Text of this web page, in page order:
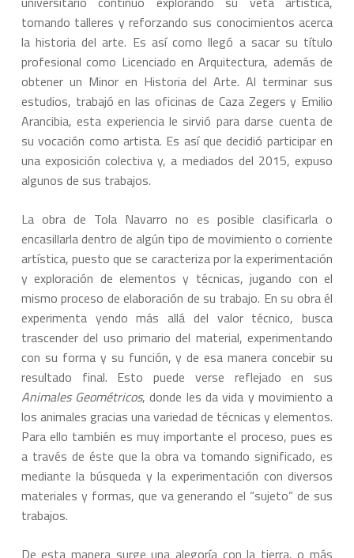
tomando talleres y reforzando sus conocimientos acerca
la historia del arte. Es así como llegó a sacar su título
profesional como Licenciado en Arquitectura, además de
obtener un Minor en Historia del Arte. Al terminar sus
estudios, trabajó en las oficinas de Caza Zegers y Emilio
Arancibia, esta experiencia le sirvió para darse cuenta de
su vocación como artista. Es así que decidió participar en
una exposición colectiva y, a mediados del 2015, expuso
algunos de sus trabajos.
La obra de Tola Navarro no es posible clasificarla o
encasillarla dentro de algún tipo de movimiento o corriente
artística, puesto que se caracteriza por la experimentación
y exploración de elementos y técnicas, jugando con el
mismo proceso de elaboración de su trabajo. En su obra él
experimenta yendo más allá del valor técnico, busca
trascender del uso primario del material, experimentando
con su forma y su función, y de esa manera concebir su
resultado final. Esto puede verse reflejado en sus
Animales Geométricos, donde les da vida y movimiento a
los animales gracias una variedad de técnicas y elementos.
Para ello también es muy importante el proceso, pues es
a través de éste que la obra va tomando significado, es
mediante la búsqueda y la experimentación con diversos
materiales y formas, que va generando el “sujeto” de sus
trabajos.
De esta manera surge una alegoría con la tierra, o más